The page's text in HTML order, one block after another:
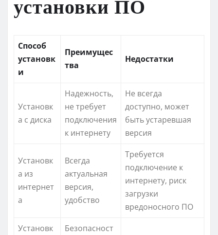
установки ПО
Способ
установк
и
Преимущес
тва
Недостатки
Установк
а с диска
Надежность,
не требует
подключения
к интернету
Не всегда
доступно, может
быть устаревшая
версия
Установк
а из
интернет
а
Всегда
актуальная
версия,
удобство
Требуется
подключение к
интернету, риск
загрузки
вредоносного ПО
Установк
Безопасност